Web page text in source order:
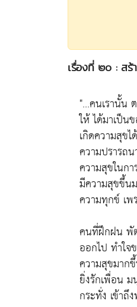
เรื่องที่ ๒๐ : สร้
"...คนเรานั้น
ให้ ได้มาเป็น
เกิดความสุข
ความปรารถ
ความสุขในก
มีความสุขขึ้น
ความทุกข์ เพ
คนที่ฝึกฝน พัฒ
ออกไป ทำใ
ความสุขมาก
ยิ่งรักเพื่อน ม
กระทั่ง เข้า